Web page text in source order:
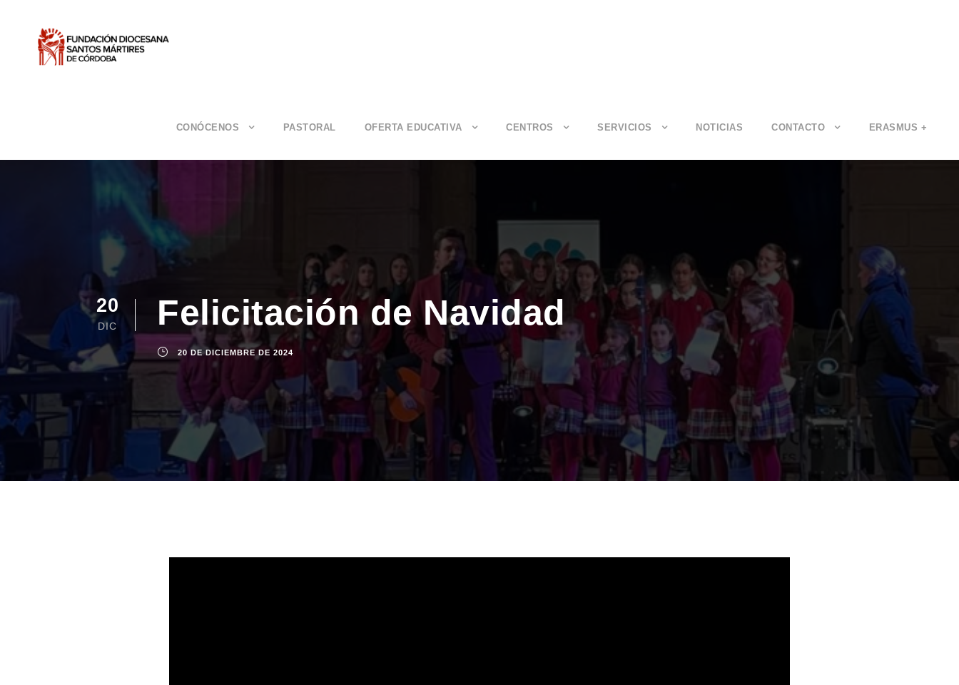
CONÓCENOS PASTORAL OFERTA EDUCATIVA CENTROS SERVICIOS NOTICIAS CONTACTO ERASMUS +
20
DIC Felicitación de Navidad
20 DE DICIEMBRE DE 2024